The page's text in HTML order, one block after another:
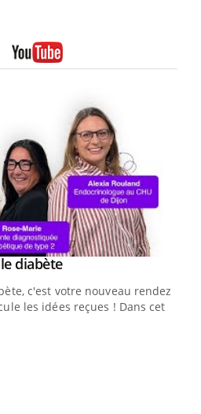
diabèteYoutube
c'est votre nouveau rendez-
les idées reçues ! Dans cet